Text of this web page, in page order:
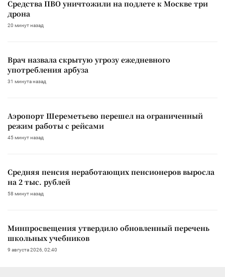
Средства ПВО уничтожили на подлете к Москве три
дрона
20 минут назад
Врач назвала скрытую угрозу ежедневного
употребления арбуза
31 минута назад
Аэропорт Шереметьево перешел на ограниченный
режим работы с рейсами
45 минут назад
Средняя пенсия неработающих пенсионеров выросла
на 2 тыс. рублей
58 минут назад
Минпросвещения утвердило обновленный перечень
школьных учебников
9 августа 2026, 02:40